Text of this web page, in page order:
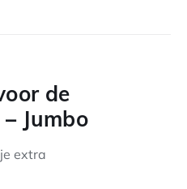
de
Jumbo
extra